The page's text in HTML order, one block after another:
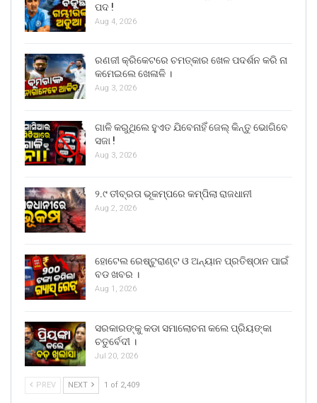
ପଦ !
Aug 4, 2026
ରଣଜୀ କ୍ରିକେଟରେ ଚମତ୍କାର ଖେଳ ପଦର୍ଶନ କରି ନା
କମେଇଲେ ଖେଳାଳି ।
Aug 3, 2026
ଗାଳି କରୁଥିଲେ ହୁଏତ ଯିବେନାହିଁ ଜେଲ୍ କିନ୍ତୁ ଭୋଗିବେ
ସଜା !
Aug 3, 2026
୨.୯ ତୀବ୍ରତା ଭୂକମ୍ପରେ କମ୍ପିଲା ରାଜଧାନୀ
Aug 2, 2026
ହୋଟେଲ ରେଷ୍ଟୁରାଣ୍ଟ ଓ ଅନ୍ୟାନ ପ୍ରତିଷ୍ଠାନ ପାଇଁ
ବଡ ଖବର ।
Aug 1, 2026
ସରକାରଙ୍କୁ କଡା ସମାଲୋଚନା କଲେ ପ୍ରିୟଙ୍କା
ଚତୁର୍ବେଦୀ ।
Jul 20, 2026
PREV NEXT 1 of 2,409